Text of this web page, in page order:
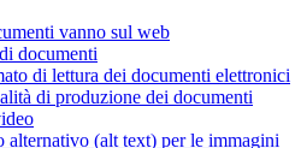
vanno sul web
documenti
di lettura dei documenti elettronici
di produzione dei documenti
alternativo (alt text) per le immagini